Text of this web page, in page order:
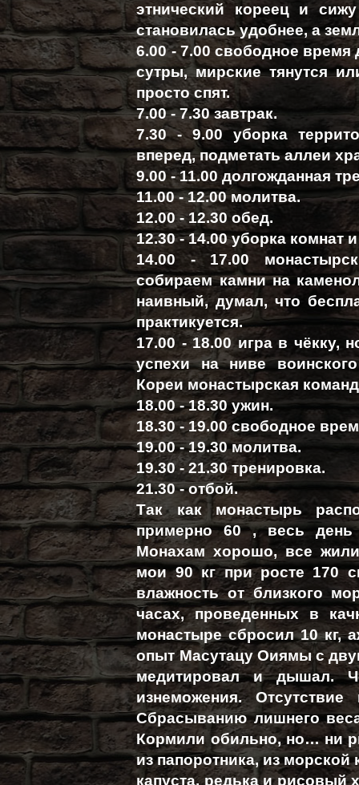
этнический кореец и
становилась удобнее, а
6.00 - 7.00 свободное
сутры, мирские тянутся
просто спят.
7.00 - 7.30 завтрак.
7.30 - 9.00 уборка
вперед, подметать аллеи
9.00 - 11.00 долгожданная
11.00 - 12.00 молитва.
12.00 - 12.30 обед.
12.30 - 14.00 уборка комнат
14.00 - 17.00
собираем камни на
наивный, думал, что
практикуется.
17.00 - 18.00 игра в чёкку,
успехи на ниве
Кореи монастырская
18.00 - 18.30 ужин.
18.30 - 19.00 свободное
19.00 - 19.30 молитва.
19.30 - 21.30 тренировка.
21.30 - отбой.
Так как монастырь
примерно 60 , весь день
Монахам хорошо, все
мои 90 кг при росте 170
влажность от близкого
часах, проведенных в
монастыре сбросил 10 кг,
опыт Масутацу Оиямы с
медитировал и дышал.
изнеможения.
Сбрасыванию лишнего
Кормили обильно, но… ни
из папоротника, из
капуста, редька и рисовый